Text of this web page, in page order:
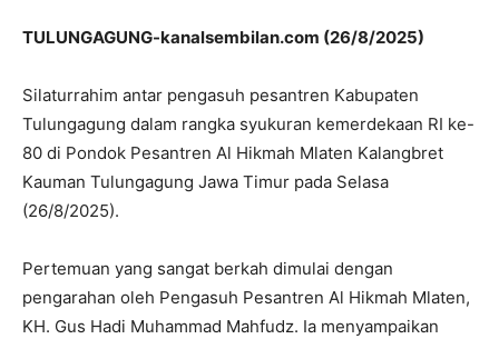
TULUNGAGUNG-kanalsembilan.com (26/8/2025)
Silaturrahim antar pengasuh pesantren Kabupaten
Tulungagung dalam rangka syukuran kemerdekaan RI ke-
80 di Pondok Pesantren Al Hikmah Mlaten Kalangbret
Kauman Tulungagung Jawa Timur pada Selasa
(26/8/2025).
Pertemuan yang sangat berkah dimulai dengan
pengarahan oleh Pengasuh Pesantren Al Hikmah Mlaten,
KH. Gus Hadi Muhammad Mahfudz. Ia menyampaikan